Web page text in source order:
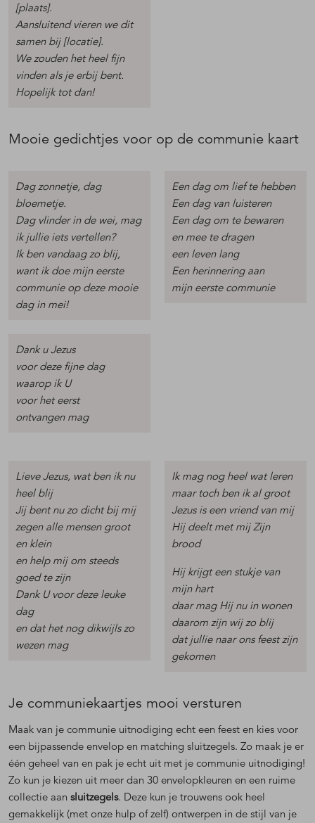
[plaats].
Aansluitend vieren we dit
samen bij [locatie].
We zouden het heel fijn
vinden als je erbij bent.
Hopelijk tot dan!
Mooie gedichtjes voor op de communie kaart
Dag zonnetje, dag
bloemetje.
Dag vlinder in de wei, mag
ik jullie iets vertellen?
Ik ben vandaag zo blij,
want ik doe mijn eerste
communie op deze mooie
dag in mei!
Dank u Jezus
voor deze fijne dag
waarop ik U
voor het eerst
ontvangen mag
Een dag om lief te hebben
Een dag van luisteren
Een dag om te bewaren
en mee te dragen
een leven lang
Een herinnering aan
mijn eerste communie
Lieve Jezus, wat ben ik nu
heel blij
Jij bent nu zo dicht bij mij
zegen alle mensen groot
en klein
en help mij om steeds
goed te zijn
Dank U voor deze leuke
dag
en dat het nog dikwijls zo
wezen mag
Ik mag nog heel wat leren
maar toch ben ik al groot
Jezus is een vriend van mij
Hij deelt met mij Zijn
brood
Hij krijgt een stukje van
mijn hart
daar mag Hij nu in wonen
daarom zijn wij zo blij
dat jullie naar ons feest zijn
gekomen
Je communiekaartjes mooi versturen
Maak van je communie uitnodiging echt een feest en kies voor
een bijpassende envelop en matching sluitzegels. Zo maak je er
één geheel van en pak je echt uit met je communie uitnodiging!
Zo kun je kiezen uit meer dan 30 envelopkleuren en een ruime
collectie aan sluitzegels. Deze kun je trouwens ook heel
gemakkelijk (met onze hulp of zelf) ontwerpen in de stijl van je